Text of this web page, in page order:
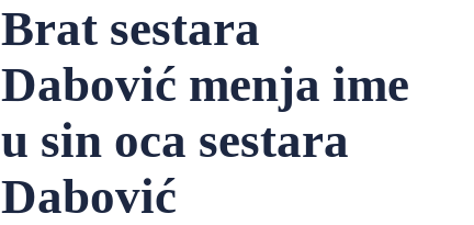
Brat sestara
Dabović menja ime
u sin oca sestara
Dabović